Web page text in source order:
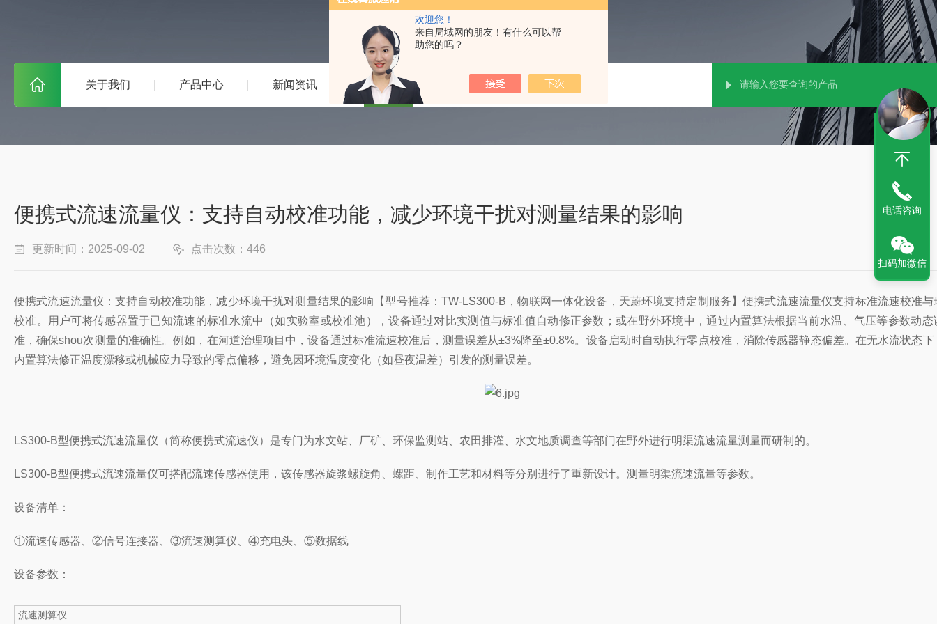
欢迎您！
来自局域网的朋友！有什么可以帮
助您的吗？
关于我们 产品中心 新闻资讯 技术文章 在线留言 联系我们
便携式流速流量仪：支持自动校准功能，减少环境干扰对测量结果的影响
更新时间：2025-09-02 点击次数：446
便携式流速流量仪：支持自动校准功能，减少环境干扰对测量结果的影响【型号推荐：TW-LS300-B，物联网一体化设备，天蔚环境支持定制服务】便携式流速流量仪支持标准流速校准与
校准。用户可将传感器置于已知流速的标准水流中（如实验室或校准池），设备通过对比实测值与标准值自动修正参数；或在野外环境中，通过内置算法根据当前水温、气压等参数动态
准，确保shou次测量的准确性。例如，在河道治理项目中，设备通过标准流速校准后，测量误差从±3%降至±0.8%。设备启动时自动执行零点校准，消除传感器静态偏差。在无水流状态
内置算法修正温度漂移或机械应力导致的零点偏移，避免因环境温度变化（如昼夜温差）引发的测量误差。
LS300-B型便携式流速流量仪（简称便携式流速仪）是专门为水文站、厂矿、环保监测站、农田排灌、水文地质调查等部门在野外进行明渠流速流量测量而研制的。
LS300-B型便携式流速流量仪可搭配流速传感器使用，该传感器旋浆螺旋角、螺距、制作工艺和材料等分别进行了重新设计。测量明渠流速流量等参数。
设备清单：
①流速传感器、②信号连接器、③流速测算仪、④充电头、⑤数据线
设备参数：
流速测算仪
电话咨询
扫码加微信